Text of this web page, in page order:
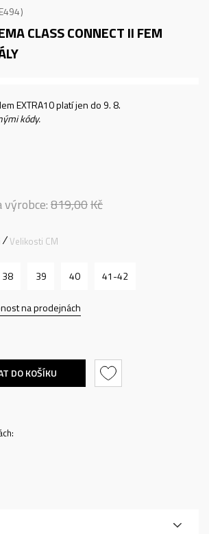
CLASS CONNECT II FEM
EXTRA10 platí jen do 9. 8.
kódy.
výrobce:819,00Kč
Velikosti CM
38 39 40 41-42
na prodejnách
DO KOŠÍKU